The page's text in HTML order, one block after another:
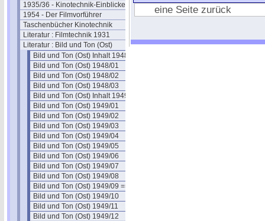
1935/36 - Kinotechnik-Einblicke
1954 - Der Filmvorführer
Taschenbücher Kinotechnik
Literatur : Filmtechnik 1931
Literatur : Bild und Ton (Ost)
Bild und Ton (Ost) Inhalt 1948
Bild und Ton (Ost) 1948/01
Bild und Ton (Ost) 1948/02
Bild und Ton (Ost) 1948/03
Bild und Ton (Ost) Inhalt 1949
Bild und Ton (Ost) 1949/01
Bild und Ton (Ost) 1949/02
Bild und Ton (Ost) 1949/03
Bild und Ton (Ost) 1949/04
Bild und Ton (Ost) 1949/05
Bild und Ton (Ost) 1949/06
Bild und Ton (Ost) 1949/07
Bild und Ton (Ost) 1949/08
Bild und Ton (Ost) 1949/09 ==
Bild und Ton (Ost) 1949/10
Bild und Ton (Ost) 1949/11
Bild und Ton (Ost) 1949/12
eine Seite zurück